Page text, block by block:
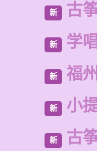
新 古
新 学
新 福
新 小
新 古